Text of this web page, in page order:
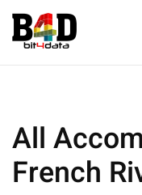
All
French